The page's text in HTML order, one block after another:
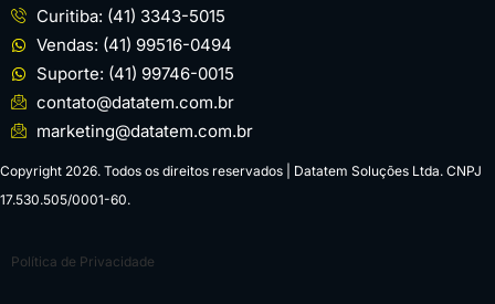
Curitiba: (41) 3343-5015
Vendas: (41) 99516-0494
Suporte: (41) 99746-0015
contato@datatem.com.br
marketing@datatem.com.br
Copyright 2026. Todos os direitos reservados | Datatem Soluções Ltda. CNPJ
17.530.505/0001-60.
Política de Privacidade